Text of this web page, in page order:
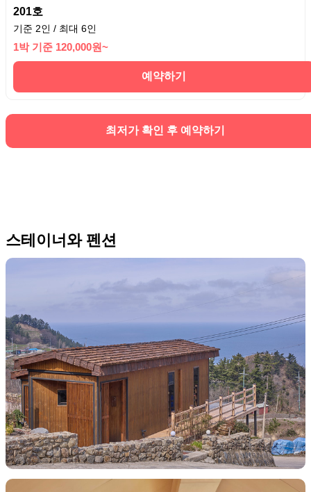
201호
기준 2인 / 최대 6인
1박 기준 120,000원~
예약하기
최저가 확인 후 예약하기
스테이너와 펜션